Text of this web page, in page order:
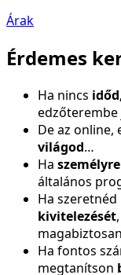
Árak
Érdemes
Ha nincs
De az online,
világod…
Ha
általános
Ha
kivitelezését
Ha fontos
megtanítson